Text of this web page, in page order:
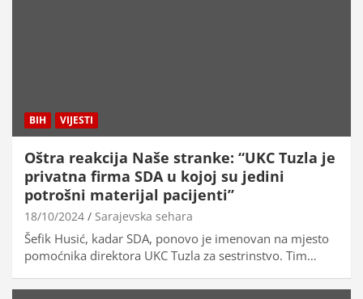
BIH VIJESTI
Oštra reakcija Naše stranke: “UKC Tuzla je
privatna firma SDA u kojoj su jedini
potrošni materijal pacijenti”
18/10/2024 Sarajevska sehara
Šefik Husić, kadar SDA, ponovo je imenovan na mjesto
pomoćnika direktora UKC Tuzla za sestrinstvo. Tim…